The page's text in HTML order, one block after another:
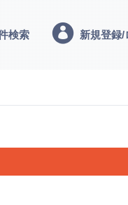
検索 新規登録/